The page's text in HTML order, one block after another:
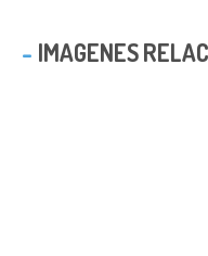
IMAGENES